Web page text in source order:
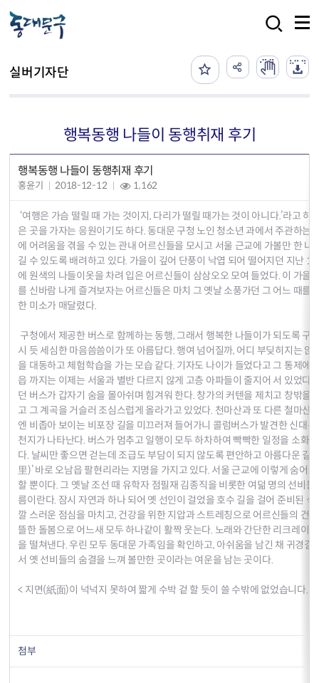
실버기자단
행복동행 나들이 동행취재 후기
행복동행 나들이 동행취재 후기
홍윤기 2018-12-12 1,162
‘여행은 가슴 떨릴 때 가는 것이지, 다리가 떨릴 때가는 것이 아니다.’라고 하
은 곳을 가자는 응원이기도 하다. 동대문 구청 노인 청소년 과에서 주관하는
에 어려움을 겪을 수 있는 관내 어르신들을 모시고 서울 근교에 가볼만 한 나
길 수 있도록 배려하고 있다. 가을이 깊어 단풍이 낙엽 되어 떨어지던 지난
에 원색의 나들이옷을 차려 입은 어르신들이 삼삼오오 모여 들었다. 이 가을
를 신바람 나게 즐겨보자는 어르신들은 마치 그 옛날 소풍가던 그 어느 때를
한 미소가 매달렸다.
구청에서 제공한 버스로 함께하는 동행, 그래서 행복한 나들이가 되도록 구
시 듯 세심한 마음씀씀이가 또 아름답다. 행여 넘어질까, 어디 부딪히지는 않
을 대동하고 체험학습을 가는 모습 같다. 기자도 나이가 들었다고 그 통제에
읍 까지는 이제는 서울과 별반 다르지 않게 고층 아파들이 줄지어 서 있었다
던 버스가 갑자기 숨을 몰아쉬며 힘겨워 한다. 창가의 커텐을 제치고 창밖을
고 그 계곡을 거슬러 조심스럽게 올라가고 있었다. 천마산과 또 다른 철마산
엔 비좁아 보이는 비포장 길을 미끄러져 들어가니 콜럼버스가 발견한 신대
천지가 나타난다. 버스가 멈추고 일행이 모두 하차하여 빡빡한 일정을 소화
다. 날씨만 좋으면 걷는데 조급도 부담이 되지 않도록 편안하고 아름다운 길
里)’ 바로 오남읍 팔현리라는 지명을 가지고 있다. 서울 근교에 이렇게 숨어
할 뿐이다. 그 옛날 조선 때 유학자 점필재 김종직을 비롯한 여덞 명의 선비
름이란다. 잠시 자연과 하나 되어 옛 선인이 걸었을 호수 길을 걸어 준비된
깔 스러운 점심을 마치고, 건강을 위한 지압과 스트레칭으로 어르신들의 건
뜰한 돌봄으로 어느새 모두 하나같이 활짝 웃는다. 노래와 간단한 리크레이
을 떨쳐낸다. 우린 모두 동대문 가족임을 확인하고, 아쉬움을 남긴 채 귀경길
서 옛 선비들의 숨결을 느껴 볼만한 곳이라는 여운을 남는 곳이다.
< 지면(紙面)이 넉넉지 못하여 짧게 수박 겉 할 듯이 쓸 수밖에 없었습니다
첨부